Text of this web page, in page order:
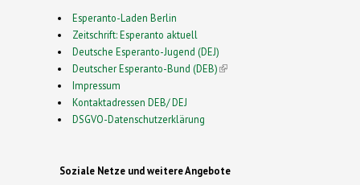
Esperanto-Laden Berlin
Zeitschrift: Esperanto aktuell
Deutsche Esperanto-Jugend (DEJ)
Deutscher Esperanto-Bund (DEB)(link is external)
Impressum
Kontaktadressen DEB/ DEJ
DSGVO-Datenschutzerklärung
Soziale Netze und weitere Angebote